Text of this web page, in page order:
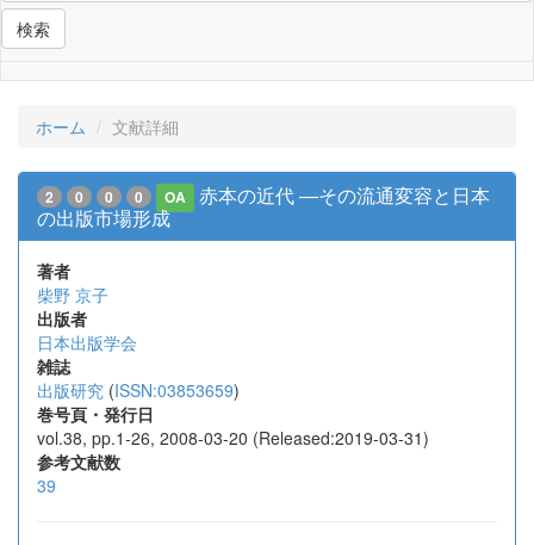
検索
ホーム 文献詳細
2 0 0 0 OA
赤本の近代 ―その流通変容と日本
の出版市場形成
著者
柴野 京子
出版者
日本出版学会
雑誌
出版研究 (ISSN:03853659)
巻号頁・発行日
vol.38, pp.1-26, 2008-03-20 (Released:2019-03-31)
参考文献数
39